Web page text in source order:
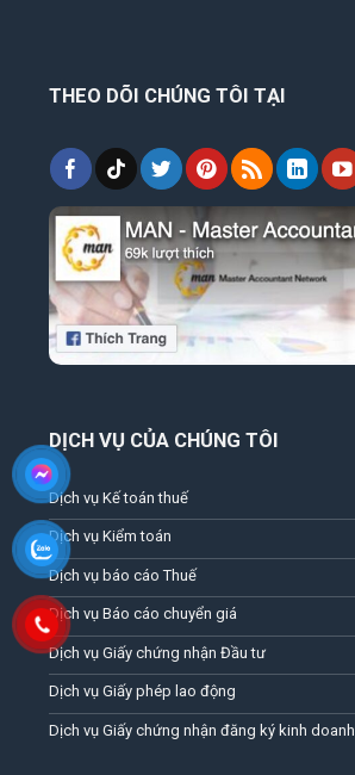
THEO DÕI CHÚNG TÔI TẠI
DỊCH VỤ CỦA CHÚNG TÔI
Dịch vụ Kế toán thuế
Dịch vụ Kiểm toán
Dịch vụ báo cáo Thuế
Dịch vụ Báo cáo chuyển giá
Dịch vụ Giấy chứng nhận Đầu tư
Dịch vụ Giấy phép lao động
Dịch vụ Giấy chứng nhận đăng ký kinh doanh